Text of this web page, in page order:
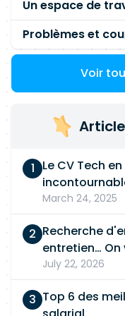
Contribuer aux
côté client et
et à l'animation
la connaissance
connaissance
en œuvre des
Maitriser
la cartographie et
Conseiller les
leur roadmap. •
des enjeux, des
ayant un impact
Alimenter la
ces roadmaps
Problèmes et
Voir
Le CV Tech
March 24, 2025
Recherche
entretien…
July 22, 2026
Top 6 des